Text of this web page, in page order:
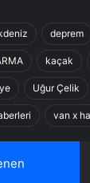
deprem
kaçak
Uğur Çelik
van x